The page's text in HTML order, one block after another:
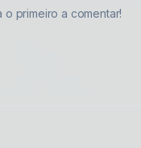
o primeiro a comentar!